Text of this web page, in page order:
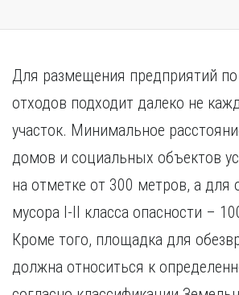
Для размещения предприятий по
отходов подходит далеко не
участок. Минимальное
домов и социальных объектов
на отметке от 300 метров, а для
мусора I-II класса опасности –
Кроме того, площадка для
должна относиться к